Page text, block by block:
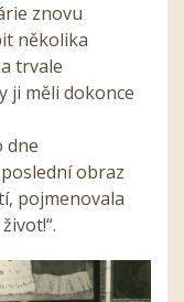
znovu
několika
trvale
ji měli dokonce
dne
obraz
pojmenovala